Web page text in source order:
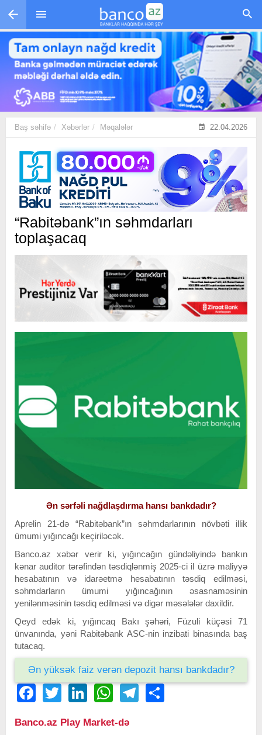
Skip to main content
Baş səhifə Xəbərlər Məqalələr 22.04.2026
“Rabitəbank”ın səhmdarları
toplaşacaq
Ən sərfəli nağdlaşdırma hansı bankdadır?
Aprelin 21-də “Rabitəbank”ın səhmdarlarının növbəti illik
ümumi yığıncağı keçiriləcək.
Banco.az xəbər verir ki, yığıncağın gündəliyində bankın
kənar auditor tərəfindən təsdiqlənmiş 2025-ci il üzrə maliyyə
hesabatının və idarəetmə hesabatının təsdiq edilməsi,
səhmdarların ümumi yığıncağının əsasnaməsinin
yenilənməsinin təsdiq edilməsi və digər məsələlər daxildir.
Qeyd edək ki, yığıncaq Bakı şəhəri, Füzuli küçəsi 71
ünvanında, yəni Rabitəbank ASC-nin inzibati binasında baş
tutacaq.
Ən yüksək faiz verən depozit hansı bankdadır?
FacebookTwitter LinkedIn WhatsAppTelegram
Banco.az Play Market-də